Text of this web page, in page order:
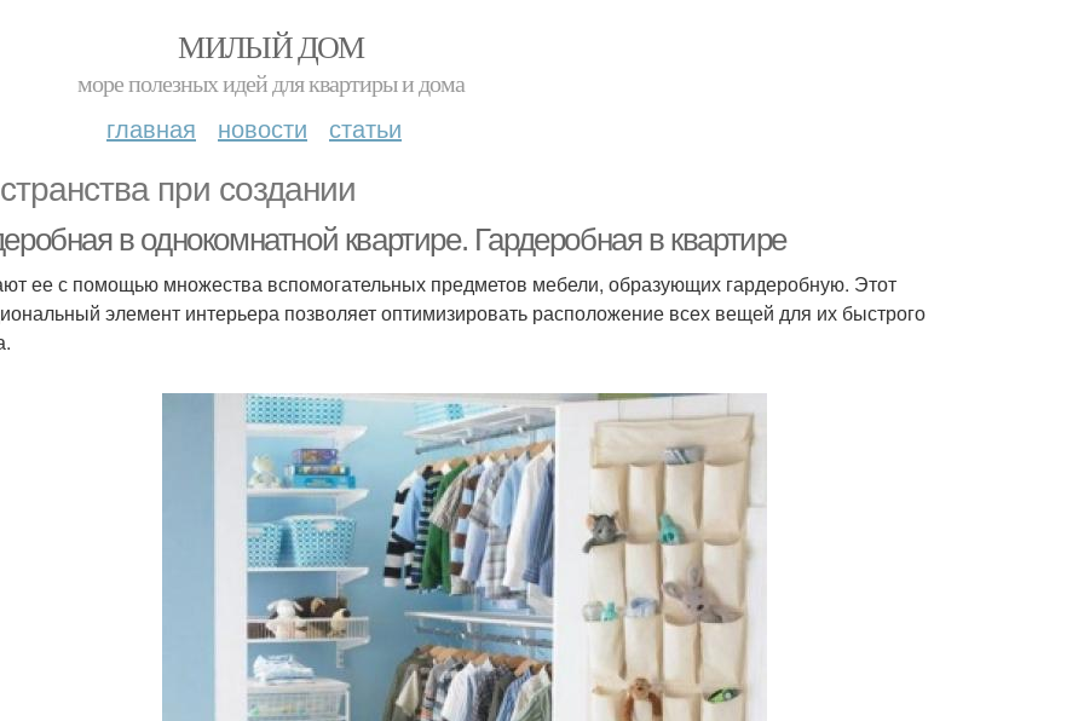
МИЛЫЙ ДОМ
море полезных идей для квартиры и дома
главная новости статьи
при создании
в однокомнатной квартире. Гардеробная в квартире
ее с помощью множества вспомогательных предметов мебели, образующих гардеробную. Этот
элемент интерьера позволяет оптимизировать расположение всех вещей для их быстрого